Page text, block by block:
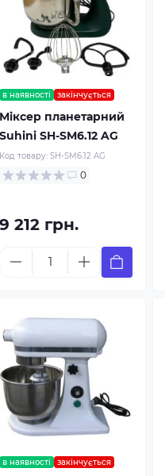
в наявності закінчується
Міксер планетарний
Suhini SH-SM6.12 AG
Код товару: SH-SM6.12 AG
0
9 212 грн.
в наявності закінчується